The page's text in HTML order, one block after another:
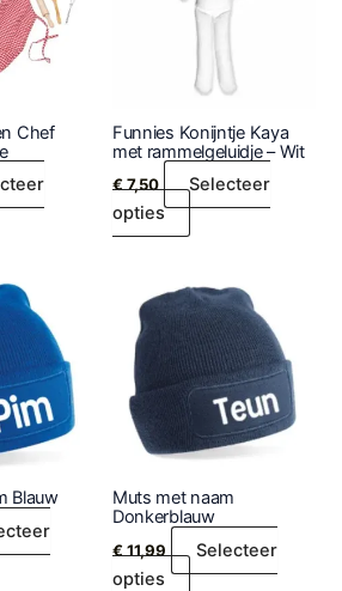
Chef
Funnies Konijntje Kaya
met rammelgeluidje – Wit
€7,50
Selecteer
opties
Blauw
Muts met naam
Donkerblauw
€11,99
Selecteer
opties